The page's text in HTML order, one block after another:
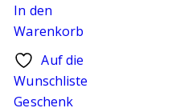
In den
Warenkorb
Auf die
Wunschliste
Geschenk